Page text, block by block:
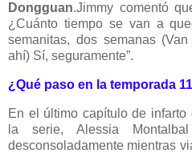
Dongguan.Jimmy comentó
¿Cuánto tiempo se van a
semanitas, dos semanas
ahí) Sí, seguramente”.
¿Qué paso en la temporada
En el último capítulo de
la serie, Alessia
desconsoladamente mientras